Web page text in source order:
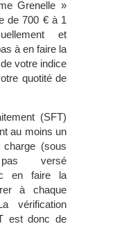
Grenelle »
de 700 € à 1
et
à en faire la
votre indice
quotité de
(SFT)
au moins un
(sous
versé
en faire la
à chaque
vérification
est donc de